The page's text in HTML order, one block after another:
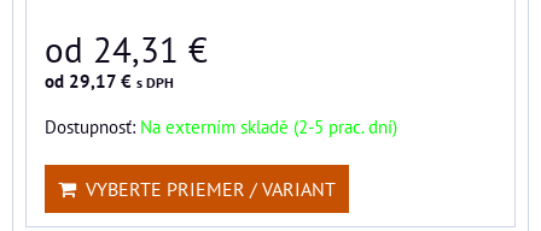
od 24,31 €
od 29,17 € s DPH
Dostupnosť: Na externím skladě (2-5 prac. dní)
VYBERTE PRIEMER / VARIANT